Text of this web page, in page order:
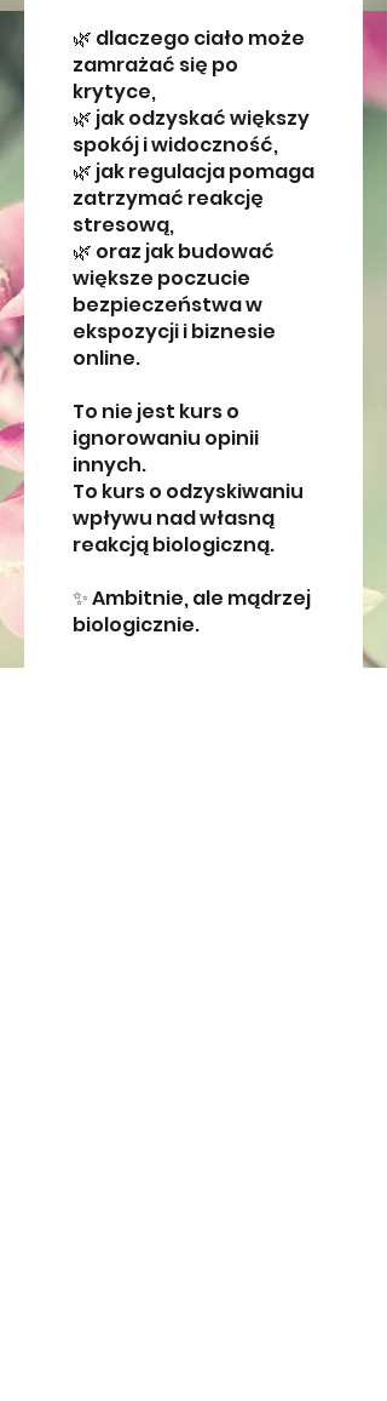
🌿 dlaczego ciało może
zamrażać się po
krytyce,
🌿 jak odzyskać większy
spokój i widoczność,
🌿 jak regulacja pomaga
zatrzymać reakcję
stresową,
🌿 oraz jak budować
większe poczucie
bezpieczeństwa w
ekspozycji i biznesie
online.
To nie jest kurs o
ignorowaniu opinii
innych.
To kurs o odzyskiwaniu
wpływu nad własną
reakcją biologiczną.
✨ Ambitnie, ale mądrzej
biologicznie.